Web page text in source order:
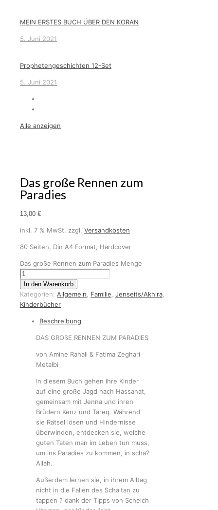
MEIN ERSTES BUCH ÜBER DEN KORAN
5. Juni 2021
Prophetengeschichten 12-Set
5. Juni 2021
Alle anzeigen
Das große Rennen zum
Paradies
13,00 €
inkl. 7 % MwSt. zzgl. Versandkosten
80 Seiten, Din A4 Format, Hardcover
Das große Rennen zum Paradies Menge
In den Warenkorb
Kategorien: Allgemein, Familie, Jenseits/Akhira,
Kinderbücher
Beschreibung
DAS GROßE RENNEN ZUM PARADIES
von Amine Rahali & Fatima Zeghari
Metalbi
In diesem Buch gehen Ihre Kinder
auf eine große Jagd nach Hassanat,
gemeinsam mit Jenna und ihren
Brüdern Kenz und Tareq. Während
sie Rätsel lösen und Hindernisse
überwinden, entdecken sie, welche
guten Taten man im Leben tun muss,
um ins Paradies zu kommen, in scha?
Allah.
Außerdem lernen sie, in ihrem Alltag
nicht in die Fallen des Schaitan zu
tappen ? dank der Tipps von Scheich